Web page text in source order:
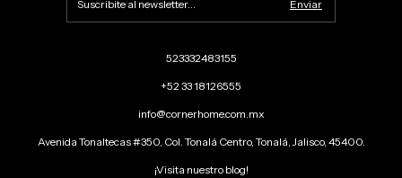
523332483155
+52 33 18126555
info@cornerhome.com.mx
Avenida Tonaltecas #350, Col. Tonalá Centro, Tonalá, Jalisco, 45400.
¡Visita nuestro blog!